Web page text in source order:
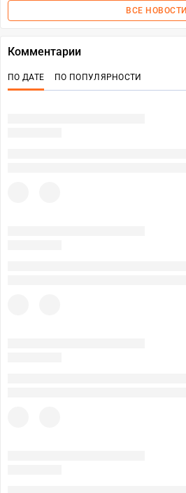
ВСЕ НОВОСТИ
Комментарии
ПО ДАТЕ ПО ПОПУЛЯРНОСТИ